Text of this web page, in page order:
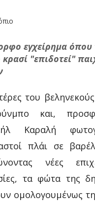
εγχείρημα όπου
κρασί "επιδοτεί"
του
και,
Καραλή
πλάι σε
νέες
τα φώτα της
ομολογουμένως